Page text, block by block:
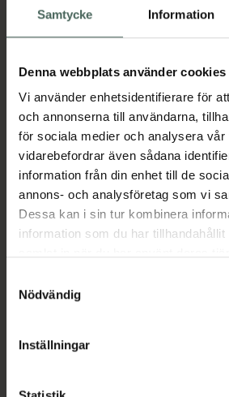
Samtycke Information
Denna webbplats använder cookies
Vi använder enhetsidentifierare för
och annonserna till användarna,
för sociala medier och analysera vår
vidarebefordrar även sådana
information från din enhet till de
annons- och analysföretag som vi
Dessa kan i sin tur kombinera
information som du har
återkalla ditt samtycke via
cookieinställningar. Ett återkallat
lagligheten av behandling som
Nödvändig
Inställningar
Beskrivning
Läs alltid bipacksedeln
användning.
EAN:
07046260791480